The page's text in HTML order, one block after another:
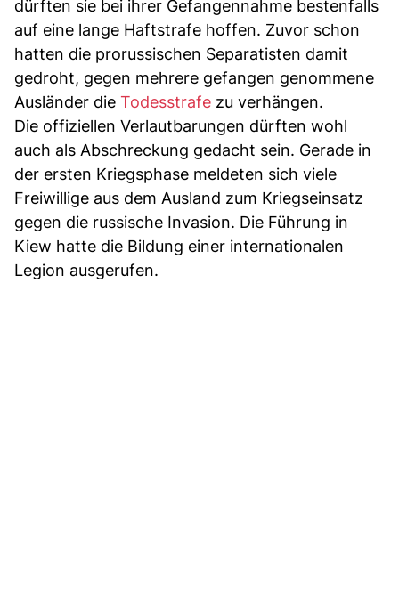
dürften sie bei ihrer Gefangennahme bestenfalls
auf eine lange Haftstrafe hoffen. Zuvor schon
hatten die prorussischen Separatisten damit
gedroht, gegen mehrere gefangen genommene
Ausländer die Todesstrafe zu verhängen.
Die offiziellen Verlautbarungen dürften wohl
auch als Abschreckung gedacht sein. Gerade in
der ersten Kriegsphase meldeten sich viele
Freiwillige aus dem Ausland zum Kriegseinsatz
gegen die russische Invasion. Die Führung in
Kiew hatte die Bildung einer internationalen
Legion ausgerufen.